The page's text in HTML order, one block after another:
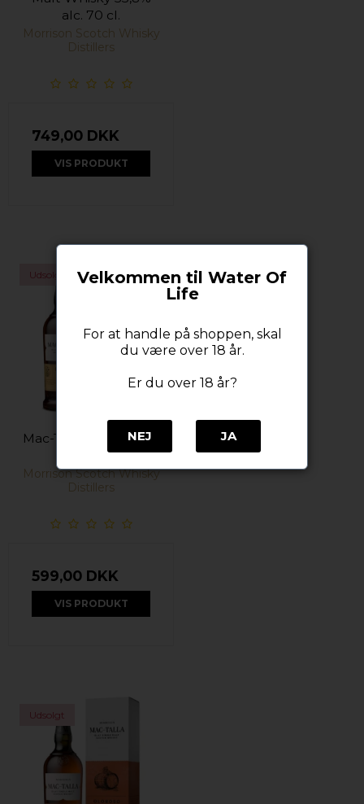
alc. 70 cl.
Morrison Scotch Whisky
Distillers
749,00 DKK
VIS PRODUKT
Udsolgt
Mac-Talla Flora 48,2%
alc. 70 cl.
Morrison Scotch Whisky
Distillers
599,00 DKK
VIS PRODUKT
Udsolgt
Velkommen til Water Of
Life
For at handle på shoppen, skal
du være over 18 år.
Er du over 18 år?
NEJ JA